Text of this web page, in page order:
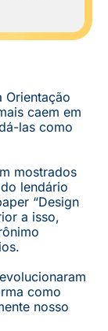
Orientação
caem em
las como
mostrados
lendário
“Design
a isso,
como
nosso